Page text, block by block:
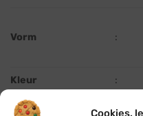
Cookies,
Vorm :
Kleur :
Geschikt voor :